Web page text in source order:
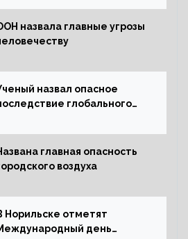
назвала главные угрозы
назвал опасное
глобального
главная опасность
воздуха
Норильске отметят
день